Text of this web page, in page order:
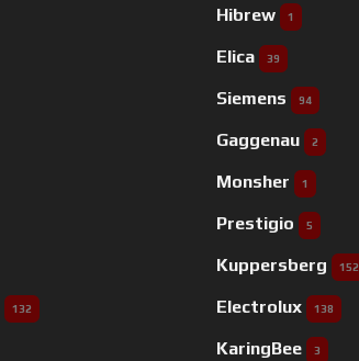
132
Hibrew 1
Elica 39
Siemens 94
Gaggenau 2
Monsher 1
Prestigio 5
Kuppersberg 152
Electrolux 138
KaringBee 3